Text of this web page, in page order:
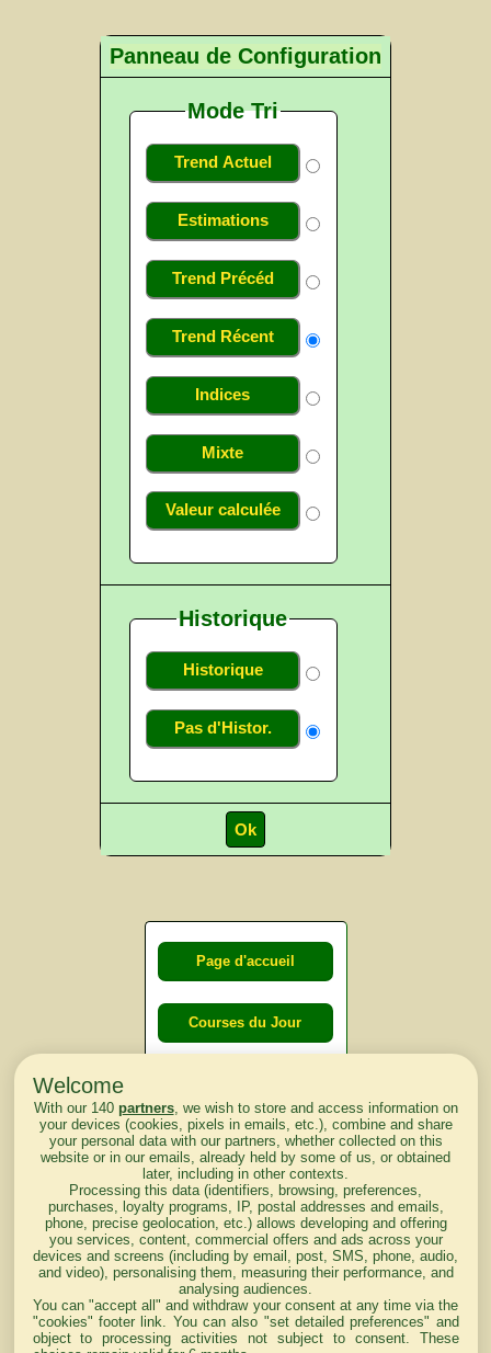
Panneau de Configuration
Mode Tri
Trend Actuel
Estimations
Trend Précéd
Trend Récent
Indices
Mixte
Valeur calculée
Historique
Historique
Pas d'Histor.
Page d'accueil
Courses du Jour
lendemain
Courses
d'aujourd'hui
Haut de Page
Welcome
With our 140 partners, we wish to store and access information on
your devices (cookies, pixels in emails, etc.), combine and share
your personal data with our partners, whether collected on this
website or in our emails, already held by some of us, or obtained
later, including in other contexts.
Processing this data (identifiers, browsing, preferences,
purchases, loyalty programs, IP, postal addresses and emails,
phone, precise geolocation, etc.) allows developing and offering
you services, content, commercial offers and ads across your
devices and screens (including by email, post, SMS, phone, audio,
and video), personalising them, measuring their performance, and
analysing audiences.
You can "accept all" and withdraw your consent at any time via the
"cookies" footer link . You can also "set detailed preferences" and
object to processing activities not subject to consent. These